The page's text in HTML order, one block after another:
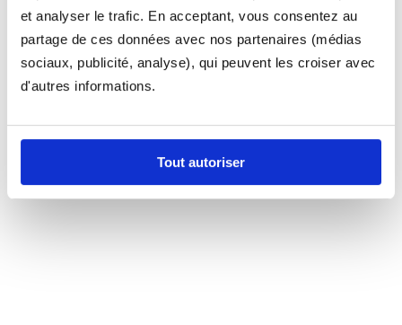
et analyser le trafic. En acceptant, vous consentez au
partage de ces données avec nos partenaires (médias
sociaux, publicité, analyse), qui peuvent les croiser avec
d'autres informations.
Tout autoriser